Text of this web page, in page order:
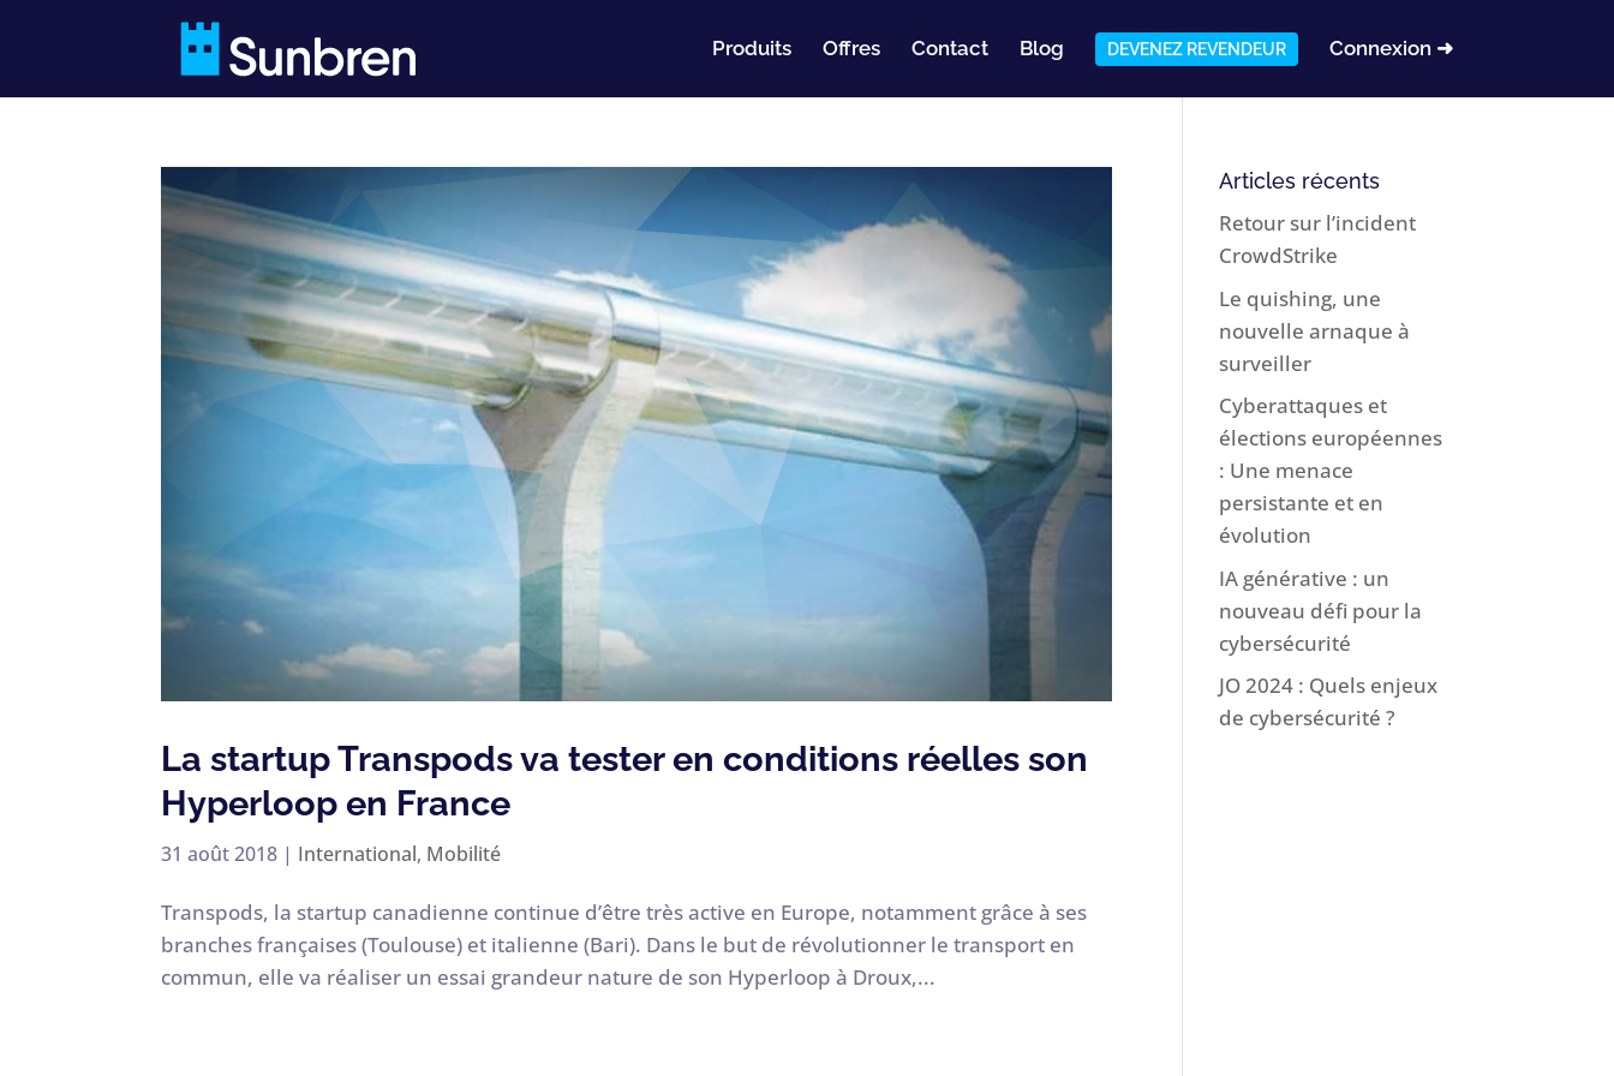
Produits Offres Contact Blog DEVENEZ REVENDEUR Connexion ➜
La startup Transpods va tester en conditions réelles son
Hyperloop en France
31 août 2018 | International, Mobilité
Transpods, la startup canadienne continue d’être très active en Europe, notamment grâce à ses
branches françaises (Toulouse) et italienne (Bari). Dans le but de révolutionner le transport en
commun, elle va réaliser un essai grandeur nature de son Hyperloop à Droux,...
Articles récents
Retour sur l’incident
CrowdStrike
Le quishing, une
nouvelle arnaque à
surveiller
Cyberattaques et
élections européennes
: Une menace
persistante et en
évolution
IA générative : un
nouveau défi pour la
cybersécurité
JO 2024 : Quels enjeux
de cybersécurité ?